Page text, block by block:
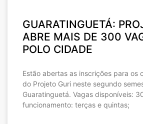
GUARATINGUETÁ:
ABRE MAIS DE 300
POLO CIDADE
Estão abertas as inscrições para os
do Projeto Guri neste segundo
Guaratinguetá. Vagas disponíveis:
funcionamento: terças e quintas;